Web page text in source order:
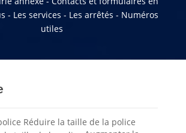
- Les services - Les arrêtés - Numéros
utiles
Réduire la taille de la police